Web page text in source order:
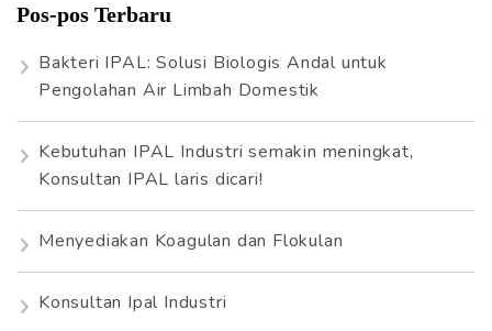
s
u
t
:
Pos-pos Terbaru
Bakteri IPAL: Solusi Biologis Andal untuk
Pengolahan Air Limbah Domestik
Kebutuhan IPAL Industri semakin meningkat,
Konsultan IPAL laris dicari!
Menyediakan Koagulan dan Flokulan
Konsultan Ipal Industri